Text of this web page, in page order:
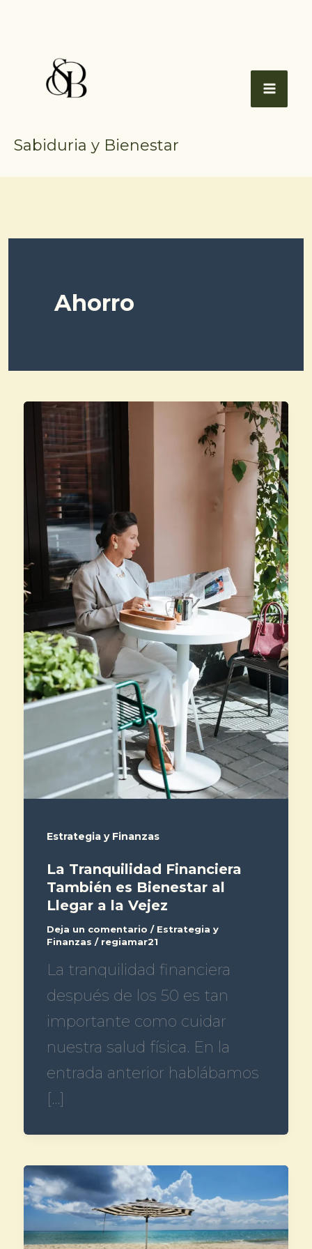
contenido
Sabiduria y Bienestar
Ahorro
Estrategia y Finanzas
La Tranquilidad Financiera
También es Bienestar al
Llegar a la Vejez
Deja un comentario / Estrategia y
Finanzas / regiamar21
La tranquilidad financiera
después de los 50 es tan
importante como cuidar
nuestra salud física. En la
entrada anterior hablábamos
[…]